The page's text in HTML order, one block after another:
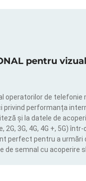
pentru
operatorilor de telefonie
performanța
și la datele de
3G, 4G, 4G +, 5G)
perfect pentru a urmări
semnal cu acoperire